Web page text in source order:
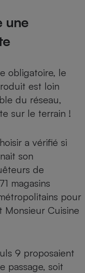
une
obligatoire, le
est loin
du réseau,
sur le terrain !
a vérifié si
son
de
magasins
pour
Cuisine
9 proposaient
passage, soit